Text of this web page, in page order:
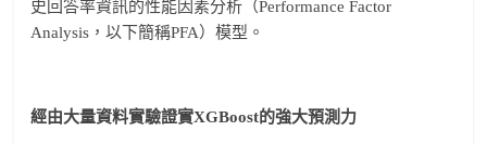
史回答率資訊的性能因素分析（Performance Factor
Analysis，以下簡稱PFA）模型。
經由大量資料實驗證實XGBoost的強大預測力